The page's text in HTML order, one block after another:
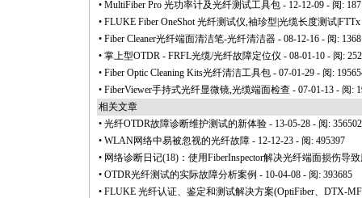
• MultiFiber Pro 光功率计及光纤测试工具包 - 12-12-09 - 阅:
• FLUKE Fiber OneShot 光纤测试仪,袖珍型|光缆长度测试
• Fiber Cleaner光纤端面清洁笔-光纤清洁器 - 08-12-16 - 阅:
• 掌上型OTDR - FRFL光缆/光纤故障定位仪 - 08-01-10 - 阅:
• Fiber Optic Cleaning Kits光纤清洁工具包 - 07-01-29 - 阅:
• FiberViewer手持式光纤显微镜,光缆端面检查 - 07-01-13 - 阅:
相关文章
• 光纤OTDR故障诊断维护测试的新体验 - 13-05-28 - 阅: 356502
• WLAN网络中易被忽视的光纤故障 - 12-12-23 - 阅: 495397
• 网络诊断日记(18)：使用FiberInspector解决光纤端面损伤导
• OTDR光纤测试的实际故障分析案例 - 10-04-08 - 阅: 393685
• FLUKE 光纤认证、鉴定和测试解决方案(OptiFiber、DTX-